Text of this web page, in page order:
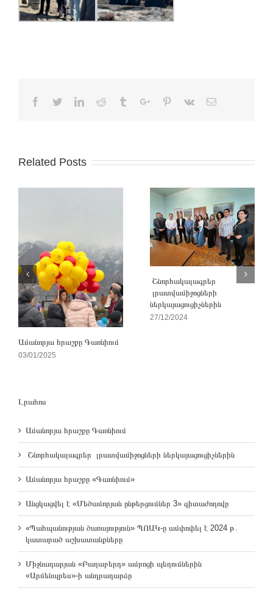
Facebook
TwitterLinkedinReddit TumblrGoogle+Pinterest
Vk Email
Related Posts
Ամանորյա հրաշքը Գառնիում
03/01/2025
Շնորհակալագրեր
լրատվամիջոցների
ներկայացուցիչներին
27/12/2024
Լրահոս
Ամանորյա հրաշքը Գառնիում
Շնորհակալագրեր լրատվամիջոցների ներկայացուցիչներին
Ամանորյա հրաշքը «Գառնիում»
Անցկացվել է «Մեծամորյան ընթերցումներ 3» գիտաժողովը
«Պահպանության ծառայություն» ՊՈԱԿ-ը ամփոփել է 2024 թ․
կատարած աշխատանքները
Միջնադարյան «Բաղաբերդ» ամրոցի պեղումներին
«Արմենպրես»-ի անդրադարձը